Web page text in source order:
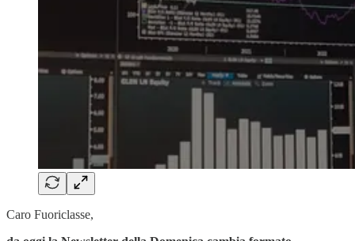
Caro Fuoriclasse,